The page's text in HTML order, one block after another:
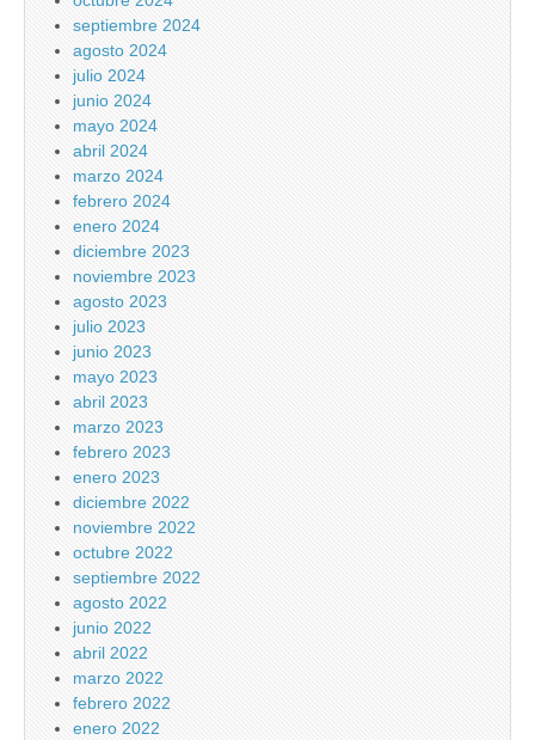
septiembre 2024
agosto 2024
julio 2024
junio 2024
mayo 2024
abril 2024
marzo 2024
febrero 2024
enero 2024
diciembre 2023
noviembre 2023
agosto 2023
julio 2023
junio 2023
mayo 2023
abril 2023
marzo 2023
febrero 2023
enero 2023
diciembre 2022
noviembre 2022
octubre 2022
septiembre 2022
agosto 2022
junio 2022
abril 2022
marzo 2022
febrero 2022
enero 2022